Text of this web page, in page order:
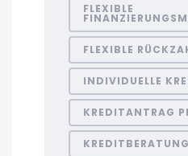
FLEXIBLE
FLEXIBLE
INDIVIDUELLE
KREDITANTRAG